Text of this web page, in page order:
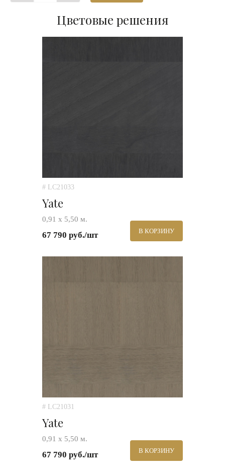
Цветовые решения
# LC21033
Yate
0,91 х 5,50 м.
67 790 руб./шт В КОРЗИНУ
# LC21031
Yate
0,91 х 5,50 м.
67 790 руб./шт В КОРЗИНУ